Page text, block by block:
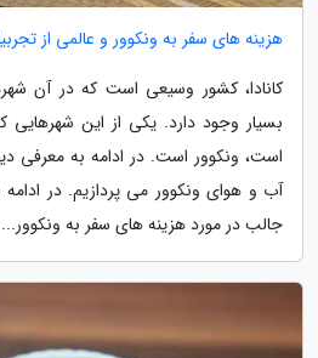
هزینه های سفر به ونکوور و عالمی از
کانادا، کشور وسیعی است که در آن
بسیار وجود دارد. یکی از این شهرهایی
است، ونکوور است. در ادامه به معرفی
آب و هوای ونکوور می پردازیم. در ادامه
جالب در مورد هزینه های سفر به ونکوور...